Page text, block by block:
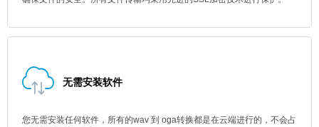
无需安装软件
您无需安装任何软件，所有的wav 到 oga转换都是在云端进行的，不会占